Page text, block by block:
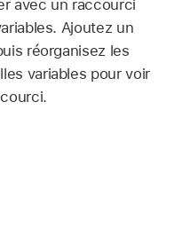
avec un raccourci
Ajoutez un
réorganisez les
variables pour voir